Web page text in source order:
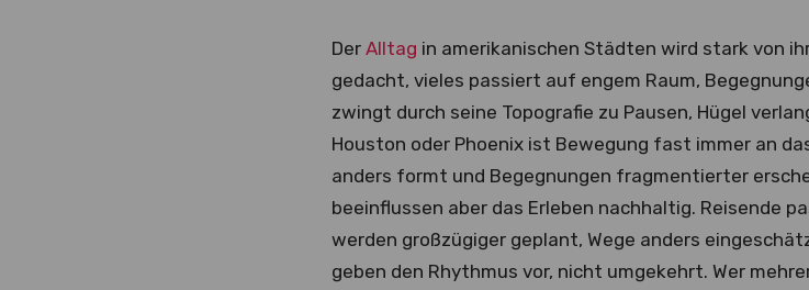
Der Alltag in amerikanischen Städten wird stark von
gedacht, vieles passiert auf engem Raum,
zwingt durch seine Topografie zu Pausen, Hügel
Houston oder Phoenix ist Bewegung fast immer an
anders formt und Begegnungen fragmentierter
beeinflussen aber das Erleben nachhaltig. Reisende
werden großzügiger geplant, Wege anders
geben den Rhythmus vor, nicht umgekehrt. Wer